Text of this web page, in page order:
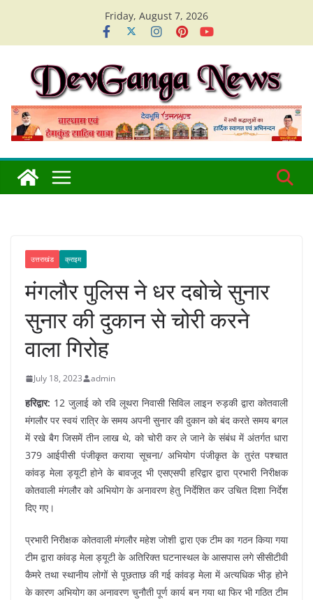
content
Friday, August 7, 2026
उत्तराखंड क्राइम
मंगलौर पुलिस ने धर दबोचे सुनार
सुनार की दुकान से चोरी करने
वाला गिरोह
July 18, 2023 admin
हरिद्वार: 12 जुलाई को रवि लूथरा निवासी सिविल लाइन रुड़की द्वारा कोतवाली
मंगलौर पर स्वयं रात्रि के समय अपनी सुनार की दुकान को बंद करते समय बगल
में रखे बैग जिसमें तीन लाख थे, को चोरी कर ले जाने के संबंध में अंतर्गत धारा
379 आईपीसी पंजीकृत कराया सूचना/ अभियोग पंजीकृत के तुरंत पश्चात
कांवड़ मेला ड्यूटी होने के बावजूद भी एसएसपी हरिद्वार द्वारा प्रभारी निरीक्षक
कोतवाली मंगलौर को अभियोग के अनावरण हेतु निर्देशित कर उचित दिशा निर्देश
दिए गए।
प्रभारी निरीक्षक कोतवाली मंगलौर महेश जोशी द्वारा एक टीम का गठन किया गया
टीम द्वारा कांवड़ मेला ड्यूटी के अतिरिक्त घटनास्थल के आसपास लगे सीसीटीवी
कैमरे तथा स्थानीय लोगों से पूछताछ की गई कांवड़ मेला में अत्यधिक भीड़ होने
के कारण अभियोग का अनावरण चुनौती पूर्ण कार्य बन गया था फिर भी गठित टीम